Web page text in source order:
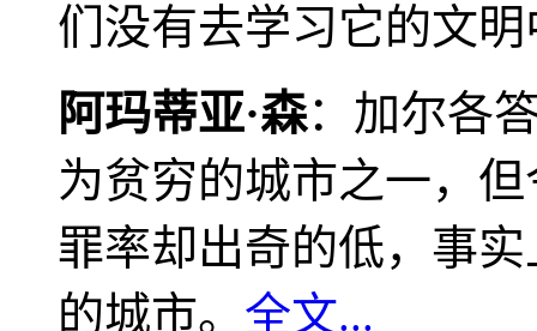
们没有去学习它的文
阿玛蒂亚·森：加尔各
为贫穷的城市之一，
罪率却出奇的低，事
的城市。 全文...